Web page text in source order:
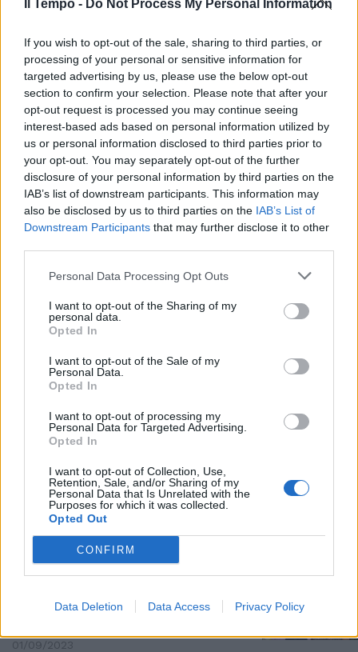
Il Tempo - Do Not Process My Personal Information
If you wish to opt-out of the sale, sharing to third parties, or
processing of your personal or sensitive information for
targeted advertising by us, please use the below opt-out
section to confirm your selection. Please note that after your
opt-out request is processed you may continue seeing
interest-based ads based on personal information utilized by
us or personal information disclosed to third parties prior to
your opt-out. You may separately opt-out of the further
disclosure of your personal information by third parties on the
IAB’s list of downstream participants. This information may
also be disclosed by us to third parties on the IAB’s List of
Downstream Participants that may further disclose it to other
Personal Data Processing Opt Outs
I want to opt-out of the Sharing of my
personal data.
Opted In
I want to opt-out of the Sale of my
Personal Data.
Opted In
I want to opt-out of processing my
Personal Data for Targeted Advertising.
Opted In
I want to opt-out of Collection, Use,
Retention, Sale, and/or Sharing of my
Personal Data that Is Unrelated with the
Purposes for which it was collected.
Opted Out
CONFIRM
Data Deletion Data Access Privacy Policy
A SORPRESA
Merlino debutta a Pomeriggio 5.
Cosa dice in diretta a Barbara
D'Urso
04/09/2023
POMERIGGIO5
“Giorni del dolore”. Merlino parte
bomba
04/09/2023
DETTAGLIO SOCIAL
Mediaset. D’Urso reagisce così
04/09/2023
INTERVISTA-BOMBA
cambiamento": Merlino punge
d'Urso? E su Meloni...
02/09/2023
COSA BOLLE IN PENTOLA
Merlino e Berlinguer scatena i
01/09/2023